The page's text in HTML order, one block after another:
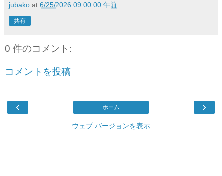
jubako at 6/25/2026 09:00:00 午前
共有
0 件のコメント:
コメントを投稿
‹ ›
ホーム
ウェブ バージョンを表示